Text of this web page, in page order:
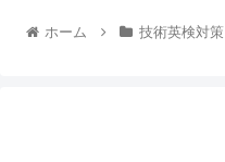
ホーム 技術英検対策